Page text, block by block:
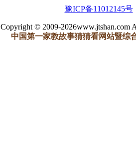
豫ICP备11012145号
Copyright © 2009-2026www.jtshan.com
中国第一家教故事猜猜看网站暨综